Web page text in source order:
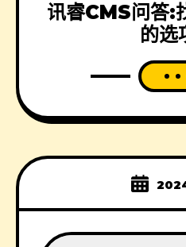
讯睿CMS问答:
的选